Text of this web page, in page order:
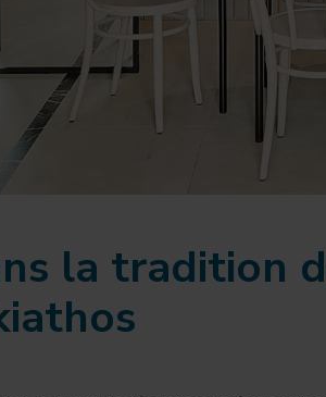
la tradition